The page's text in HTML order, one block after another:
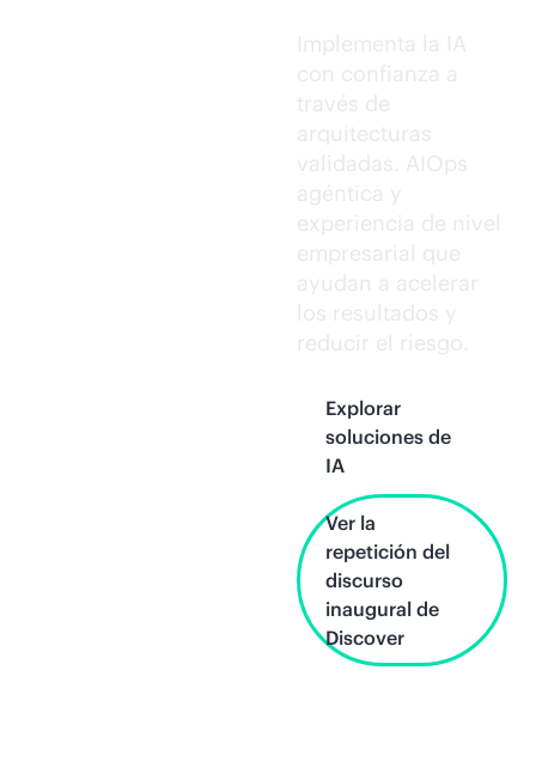
Implementa la IA
con confianza a
través de
arquitecturas
validadas. AIOps
agéntica y
experiencia de nivel
empresarial que
ayudan a acelerar
los resultados y
reducir el riesgo.
Explorar
soluciones de
IA
Ver la
repetición del
discurso
inaugural de
Discover